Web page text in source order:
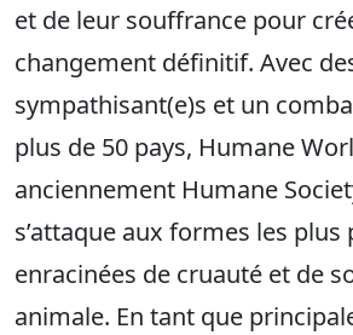
et de leur souffrance pour
changement définitif. Avec
sympathisant(e)s et un
plus de 50 pays, Humane
anciennement Humane
s’attaque aux formes les
enracinées de cruauté et de
animale. En tant que